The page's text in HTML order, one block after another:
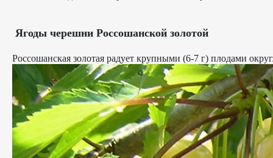
Ягоды черешни Россошанской золотой
Россошанская золотая радует крупными (6-7 г) плодами